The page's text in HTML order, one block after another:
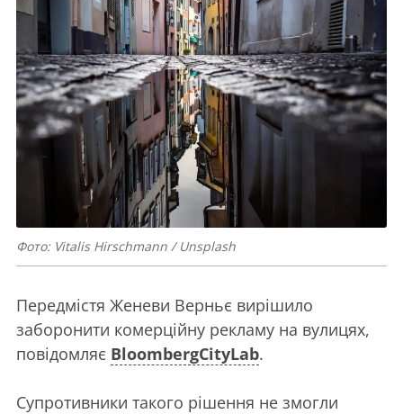
Фото: Vitalis Hirschmann / Unsplash
Передмістя Женеви Верньє вирішило
заборонити комерційну рекламу на вулицях,
повідомляє BloombergCityLab.
Супротивники такого рішення не змогли